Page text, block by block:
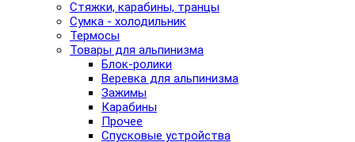
Стяжки, карабины, транцы
Сумка - холодильник
Термосы
Товары для альпинизма
Блок-ролики
Веревка для альпинизма
Зажимы
Карабины
Прочее
Спусковые устройства